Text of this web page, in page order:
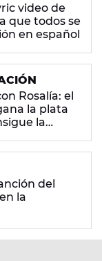
video de
que todos se
en español
Rosalía: el
la plata
la
del
la